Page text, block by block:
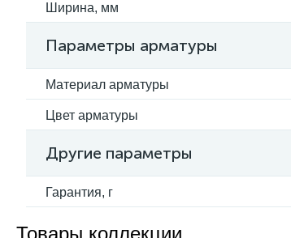
Ширина, мм
Параметры арматуры
Материал арматуры
Цвет арматуры
Другие параметры
Гарантия, г
Товары коллекции